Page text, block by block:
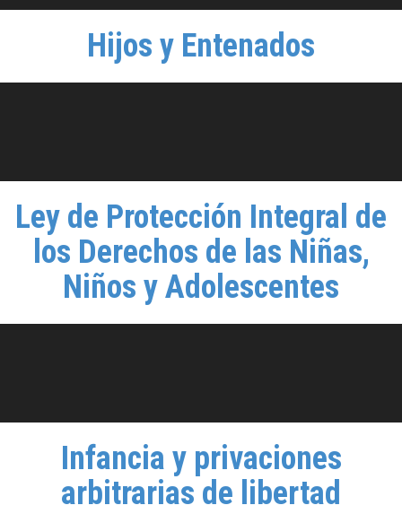
Hijos y Entenados
Ley de Protección Integral de
los Derechos de las Niñas,
Niños y Adolescentes
Infancia y privaciones
arbitrarias de libertad